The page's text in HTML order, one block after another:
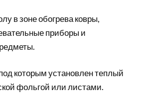
в зоне обогрева ковры,
приборы и
которым установлен теплый
фольгой или листами.